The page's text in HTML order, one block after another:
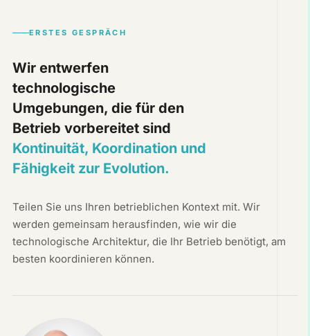
ERSTES GESPRÄCH
Wir entwerfen
technologische
Umgebungen, die für den
Betrieb vorbereitet sind
Kontinuität, Koordination und
Fähigkeit zur Evolution.
Teilen Sie uns Ihren betrieblichen Kontext mit. Wir
werden gemeinsam herausfinden, wie wir die
technologische Architektur, die Ihr Betrieb benötigt, am
besten koordinieren können.